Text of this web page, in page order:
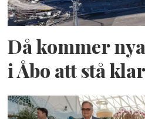
Då kommer
i Åbo att stå klar